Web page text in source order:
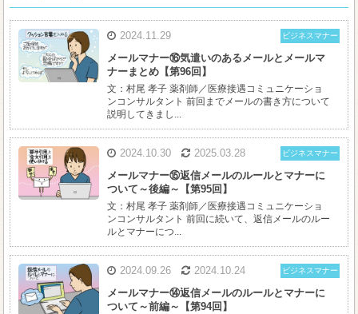
2024.11.29 ビジネスマナー
メールマナー⑯気遣いのあるメールとメールマ
ナーまとめ【第96回】
文：村尾 孝子 薬剤師／医療接遇コミュニケーショ
ンコンサルタント 前回までメールの書き方について
説明してきまし...
2024.10.30 2025.03.28 ビジネスマナー
メールマナー⑮返信メールのルールとマナーに
ついて～後編～【第95回】
文：村尾 孝子 薬剤師／医療接遇コミュニケーショ
ンコンサルタント 前回に続いて、返信メールのルー
ルとマナーにつ...
2024.09.26 2024.10.24 ビジネスマナー
メールマナー⑭返信メールのルールとマナーに
ついて～前編～【第94回】